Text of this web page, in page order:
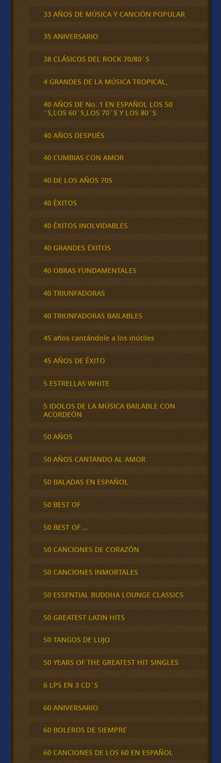
33 AÑOS DE MÚSICA Y CANCIÓN POPULAR
35 ANIVERSARIO
38 CLÁSICOS DEL ROCK 70/80´S
4 GRANDES DE LA MÚSICA TROPICAL,
40 AÑOS DE No. 1 EN ESPAÑOL LOS 50
´S,LOS 60´S,LOS 70´S Y LOS 80´S
40 AÑOS DESPUÉS
40 CUMBIAS CON AMOR
40 DE LOS AÑOS 70S
40 ÉXITOS
40 ÉXITOS INOLVIDABLES
40 GRANDES ÉXITOS
40 OBRAS FUNDAMENTALES
40 TRIUNFADORAS
40 TRIUNFADORAS BAILABLES
45 años cantándole a los inútiles
45 AÑOS DE ÉXITO
5 ESTRELLAS WHITE
5 IDOLOS DE LA MÚSICA BAILABLE CON
ACORDEÓN
50 AÑOS
50 AÑOS CANTANDO AL AMOR
50 BALADAS EN ESPAÑOL
50 BEST OF
50 BEST OF …
50 CANCIONES DE CORAZÓN
50 CANCIONES INMORTALES
50 ESSENTIAL BUDDHA LOUNGE CLASSICS
50 GREATEST LATIN HITS
50 TANGOS DE LUJO
50 YEARS OF THE GREATEST HIT SINGLES
6 LPS EN 3 CD´S
60 ANIVERSARIO
60 BOLEROS DE SIEMPRE
60 CANCIONES DE LOS 60 EN ESPAÑOL